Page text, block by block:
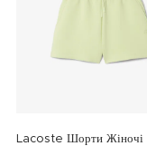
Lacoste Шорти Жіночі